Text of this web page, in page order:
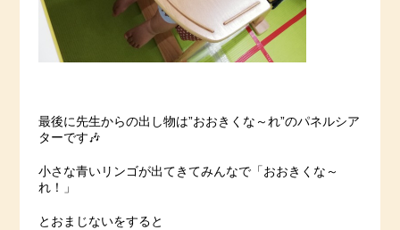
最後に先生からの出し物は”おおきくな～れ”のパネルシア
ターです🎶
小さな青いリンゴが出てきてみんなで「おおきくな～
れ！」
とおまじないをすると